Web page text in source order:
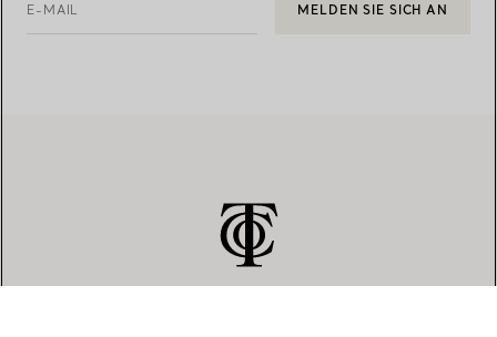
E-MAIL MELDEN SIE SICH AN